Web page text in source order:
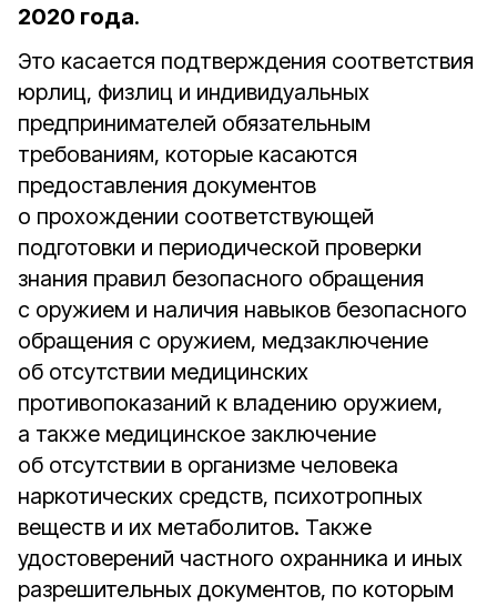
2020 года.
Это касается подтверждения соответствия
юрлиц, физлиц и индивидуальных
предпринимателей обязательным
требованиям, которые касаются
предоставления документов
о прохождении соответствующей
подготовки и периодической проверки
знания правил безопасного обращения
с оружием и наличия навыков безопасного
обращения с оружием, медзаключение
об отсутствии медицинских
противопоказаний к владению оружием,
а также медицинское заключение
об отсутствии в организме человека
наркотических средств, психотропных
веществ и их метаболитов. Также
удостоверений частного охранника и иных
разрешительных документов, по которым